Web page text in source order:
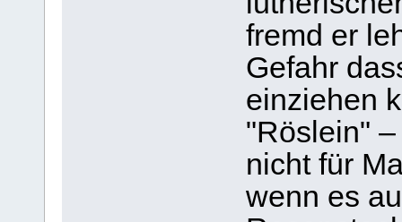
fremd er
Gefahr
einziehen
"Röslein"
nicht für
wenn es